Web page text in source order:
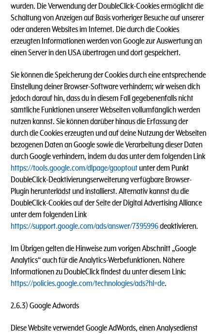
wurden. Die Verwendung der DoubleClick-Cookies ermöglicht die
Schaltung von Anzeigen auf Basis vorheriger Besuche auf unserer
oder anderen Websites im Internet. Die durch die Cookies
erzeugten Informationen werden von Google zur Auswertung an
einen Server in den USA übertragen und dort gespeichert.
Sie können die Speicherung der Cookies durch eine entsprechende
Einstellung deiner Browser-Software verhindern; wir weisen dich
jedoch darauf hin, dass du in diesem Fall gegebenenfalls nicht
sämtliche Funktionen unserer Webseiten vollumfänglich werden
nutzen kannst. Sie können darüber hinaus die Erfassung der
durch die Cookies erzeugten und auf deine Nutzung der Webseiten
bezogenen Daten an Google sowie die Verarbeitung dieser Daten
durch Google verhindern, indem du das unter dem folgenden Link
https://tools.google.com/dlpage/gaoptout unter dem Punkt
DoubleClick-Deaktivierungserweiterung verfügbare Browser-
Plugin herunterlädst und installierst. Alternativ kannst du die
DoubleClick-Cookies auf der Seite der Digital Advertising Alliance
unter dem folgenden Link
https://support.google.com/ads/answer/7395996deaktivieren.
Im Übrigen gelten die Hinweise zum vorigen Abschnitt „Google
Analytics“ auch für die Analytics-Werbefunktionen. Nähere
Informationen zu DoubleClick findest du unter diesem Link:
https://policies.google.com/technologies/ads?hl=de.
2.6.3) Google Adwords
Diese Website verwendet Google AdWords, einen Analysedienst